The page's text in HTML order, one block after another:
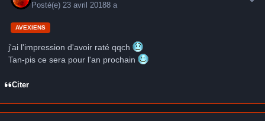
Posté(e) 23 avril 20188 a
AVEXIENS
j'ai l'impression d'avoir raté qqch
Tan-pis ce sera pour l'an prochain
Citer